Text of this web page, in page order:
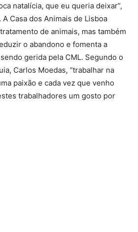
natalícia, que eu queria deixar”,
Casa dos Animais de Lisboa
de animais, mas também
o abandono e fomenta a
gerida pela CML. Segundo o
Carlos Moedas, “trabalhar na
paixão e cada vez que venho
trabalhadores um gosto por